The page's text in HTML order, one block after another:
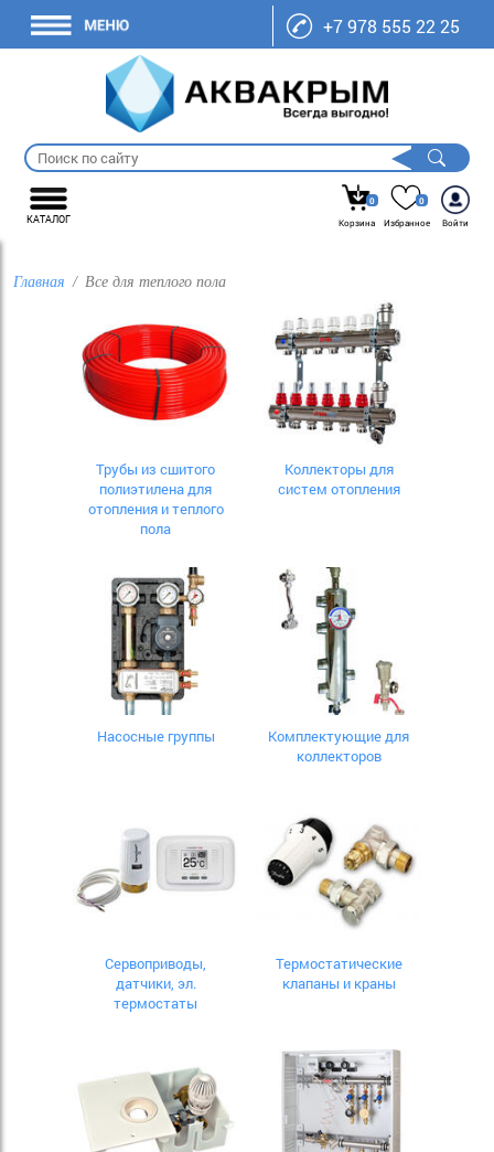
+7 978 555 22 25
КАТАЛОГ
0
Корзина
0
Избранное
Войти
Главная Все для теплого пола
Трубы из сшитого
полиэтилена для
отопления и теплого
пола
Коллекторы для
систем отопления
Насосные группы
Комплектующие для
коллекторов
Сервоприводы,
датчики, эл.
термостаты
Термостатические
клапаны и краны